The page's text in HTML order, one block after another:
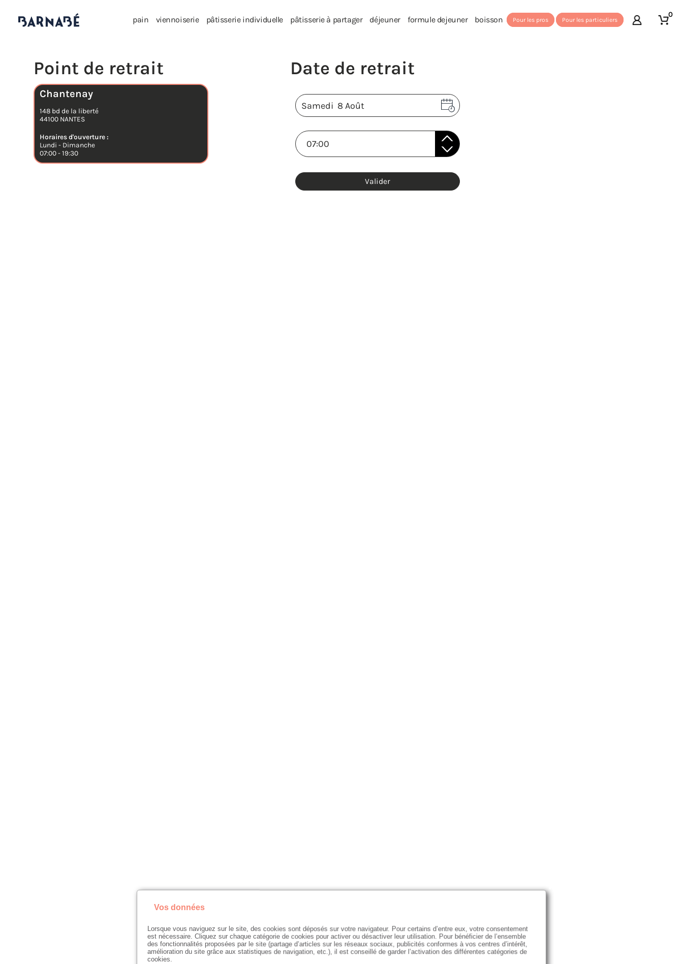
pain viennoiserie pâtisserie individuelle pâtisserie à partager déjeuner formule dejeuner boisson Pour les pros Pour les particuliers
0
Chantenay
148 bd de la liberté
44100 NANTES
Horaires d'ouverture :
Lundi - Dimanche
07:00 - 19:30
Valider
Vos données
Lorsque vous naviguez sur le site, des cookies sont déposés sur votre navigateur. Pour certains d’entre eux, votre consentement
est nécessaire. Cliquez sur chaque catégorie de cookies pour activer ou désactiver leur utilisation. Pour bénéficier de l’ensemble
des fonctionnalités proposées par le site (partage d’articles sur les réseaux sociaux, publicités conformes à vos centres d’intérêt,
amélioration du site grâce aux statistiques de navigation, etc.), il est conseillé de garder l’activation des différentes catégories de
cookies.